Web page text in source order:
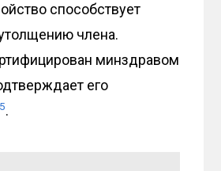
способствует
члена.
минздравом
его
5.